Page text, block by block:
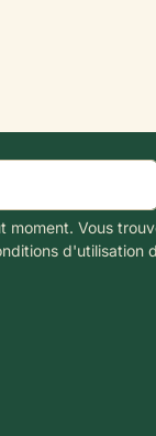
moment. Vous
d'utilisation